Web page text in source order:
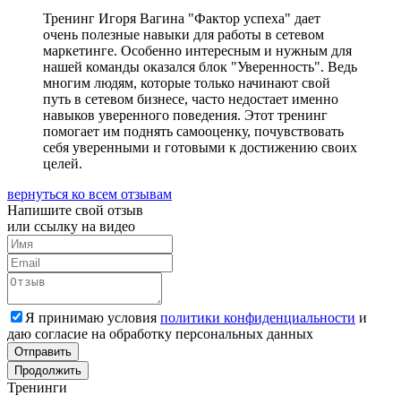
Тренинг Игоря Вагина "Фактор успеха" дает
очень полезные навыки для работы в сетевом
маркетинге. Особенно интересным и нужным для
нашей команды оказался блок "Уверенность". Ведь
многим людям, которые только начинают свой
путь в сетевом бизнесе, часто недостает именно
навыков уверенного поведения. Этот тренинг
помогает им поднять самооценку, почувствовать
себя уверенными и готовыми к достижению своих
целей.
вернуться ко всем отзывам
Напишите свой отзыв
или ссылку на видео
Я принимаю условия политики конфиденциальности и
даю согласие на обработку персональных данных
Отправить
Продолжить
Тренинги